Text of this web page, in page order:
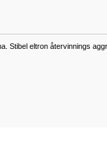
Stibel eltron återvinnings